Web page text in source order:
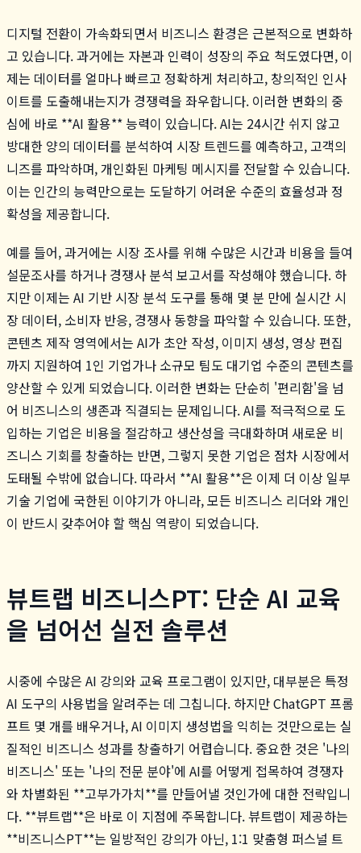
디지털 전환이 가속화되면서 비즈니스 환경은 근본적으로 변화하
고 있습니다. 과거에는 자본과 인력이 성장의 주요 척도였다면, 이
제는 데이터를 얼마나 빠르고 정확하게 처리하고, 창의적인 인사
이트를 도출해내는지가 경쟁력을 좌우합니다. 이러한 변화의 중
심에 바로 **AI 활용** 능력이 있습니다. AI는 24시간 쉬지 않고
방대한 양의 데이터를 분석하여 시장 트렌드를 예측하고, 고객의
니즈를 파악하며, 개인화된 마케팅 메시지를 전달할 수 있습니다.
이는 인간의 능력만으로는 도달하기 어려운 수준의 효율성과 정
확성을 제공합니다.
예를 들어, 과거에는 시장 조사를 위해 수많은 시간과 비용을 들여
설문조사를 하거나 경쟁사 분석 보고서를 작성해야 했습니다. 하
지만 이제는 AI 기반 시장 분석 도구를 통해 몇 분 만에 실시간 시
장 데이터, 소비자 반응, 경쟁사 동향을 파악할 수 있습니다. 또한,
콘텐츠 제작 영역에서는 AI가 초안 작성, 이미지 생성, 영상 편집
까지 지원하여 1인 기업가나 소규모 팀도 대기업 수준의 콘텐츠를
양산할 수 있게 되었습니다. 이러한 변화는 단순히 '편리함'을 넘
어 비즈니스의 생존과 직결되는 문제입니다. AI를 적극적으로 도
입하는 기업은 비용을 절감하고 생산성을 극대화하며 새로운 비
즈니스 기회를 창출하는 반면, 그렇지 못한 기업은 점차 시장에서
도태될 수밖에 없습니다. 따라서 **AI 활용**은 이제 더 이상 일부
기술 기업에 국한된 이야기가 아니라, 모든 비즈니스 리더와 개인
이 반드시 갖추어야 할 핵심 역량이 되었습니다.
뷰트랩 비즈니스PT: 단순 AI 교육
을 넘어선 실전 솔루션
시중에 수많은 AI 강의와 교육 프로그램이 있지만, 대부분은 특정
AI 도구의 사용법을 알려주는 데 그칩니다. 하지만 ChatGPT 프롬
프트 몇 개를 배우거나, AI 이미지 생성법을 익히는 것만으로는 실
질적인 비즈니스 성과를 창출하기 어렵습니다. 중요한 것은 '나의
비즈니스' 또는 '나의 전문 분야'에 AI를 어떻게 접목하여 경쟁자
와 차별화된 **고부가가치**를 만들어낼 것인가에 대한 전략입니
다. **뷰트랩**은 바로 이 지점에 주목합니다. 뷰트랩이 제공하는
**비즈니스PT**는 일방적인 강의가 아닌, 1:1 맞춤형 퍼스널 트